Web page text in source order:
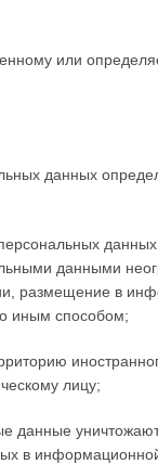
или
данных
данных
данными
размещение в
иным способом;
лицу;
данные
в